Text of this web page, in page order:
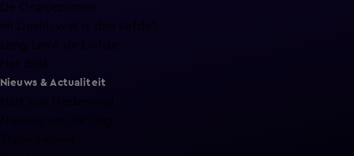
De Oranjezomer
Mi Dushi: wat is dan liefde?
Lang Leve de Liefde
Nieuws & Actualiteit